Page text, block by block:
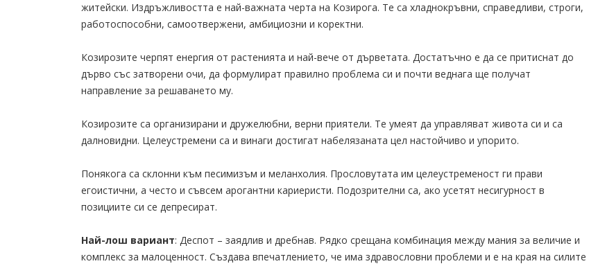
житейски. Издръжливостта е най-важната черта на Козирога. Те са хладнокръвни, справедливи, строги,
работоспособни, самоотвержени, амбициозни и коректни.
Козирозите черпят енергия от растенията и най-вече от дърветата. Достатъчно е да се притиснат до
дърво със затворени очи, да формулират правилно проблема си и почти веднага ще получат
направление за решаването му.
Козирозите са организирани и дружелюбни, верни приятели. Те умеят да управляват живота си и са
далновидни. Целеустремени са и винаги достигат набелязаната цел настойчиво и упорито.
Понякога са склонни към песимизъм и меланхолия. Прословутата им целеустременост ги прави
егоистични, а често и съвсем арогантни кариеристи. Подозрителни са, ако усетят несигурност в
позициите си се депресират.
Най-лош вариант: Деспот – заядлив и дребнав. Рядко срещана комбинация между мания за величие и
комплекс за малоценност. Създава впечатлението, че има здравословни проблеми и е на края на силите